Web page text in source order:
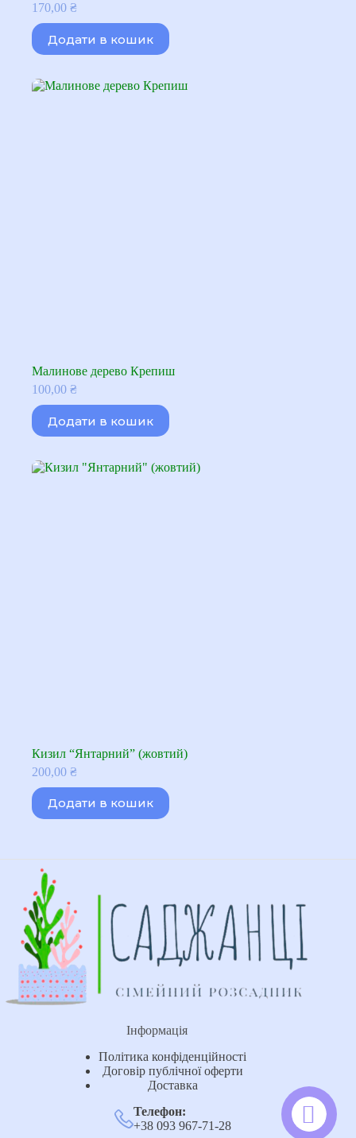
170,00 ₴
Додати в кошик
Малинове дерево Крепиш
100,00 ₴
Додати в кошик
Кизил “Янтарний” (жовтий)
200,00 ₴
Додати в кошик
Інформація
Політика конфіденційності
Договір публічної оферти
Доставка
Телефон:
+38 093 967-71-28